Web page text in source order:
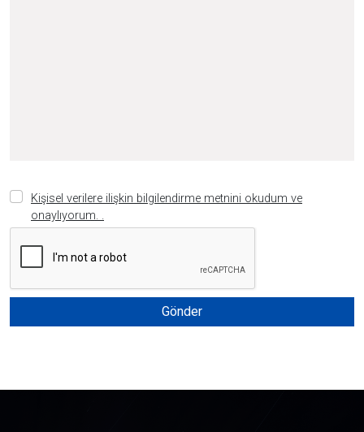
Kişisel verilere ilişkin bilgilendirme metnini okudum ve
onaylıyorum. .
Gönder